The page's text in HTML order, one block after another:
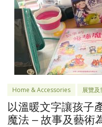
Home & Accessories 展覽及
以溫暖文字讓孩子
魔法 – 故事及藝術